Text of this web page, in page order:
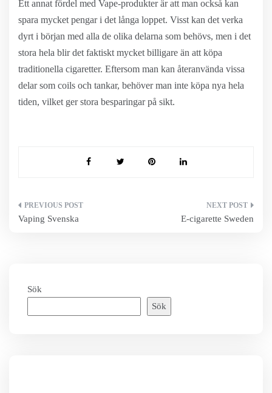
Ett annat fördel med Vape-produkter är att man också kan
spara mycket pengar i det långa loppet. Visst kan det verka
dyrt i början med alla de olika delarna som behövs, men i det
stora hela blir det faktiskt mycket billigare än att köpa
traditionella cigaretter. Eftersom man kan återanvända vissa
delar som coils och tankar, behöver man inte köpa nya hela
tiden, vilket ger stora besparingar på sikt.
Inläggsnavigering
Vaping Svenska E-cigarette Sweden
Sök
Sök